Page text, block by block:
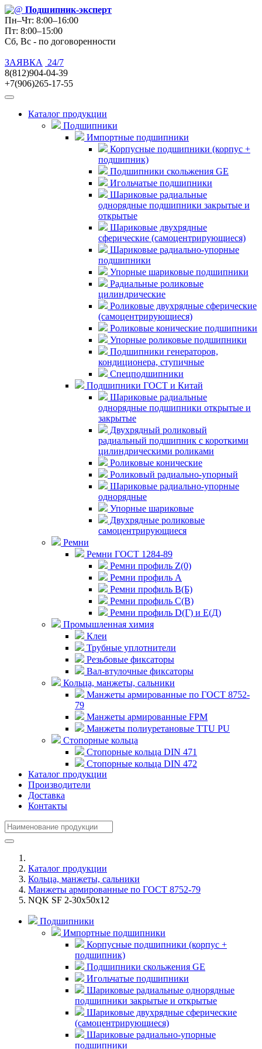
Подшипник-эксперт
Пн–Чт: 8:00–16:00
Пт: 8:00–15:00
Сб, Вс - по договоренности
ЗАЯВКА
24/7
8(812)904-04-39
+7(906)265-17-55
Каталог продукции
Подшипники
Импортные подшипники
Корпусные подшипники (корпус +
подшипник)
Подшипники скольжения GE
Игольчатые подшипники
Шариковые радиальные
однорядные подшипники закрытые и
открытые
Шариковые двухрядные
сферические (самоцентрирующиеся)
Шариковые радиально-упорные
подшипники
Упорные шариковые подшипники
Радиальные роликовые
цилиндрические
Роликовые двухрядные сферические
(самоцентрирующиеся)
Роликовые конические подшипники
Упорные роликовые подшипники
Подшипники генераторов,
кондиционера, ступичные
Спецподшипники
Подшипники ГОСТ и Китай
Шариковые радиальные
однорядные подшипники открытые и
закрытые
Двухрядный роликовый
радиальный подшипник с короткими
цилиндрическими роликами
Роликовые конические
Роликовый радиально-упорный
Шариковые радиально-упорные
однорядные
Упорные шариковые
Двухрядные роликовые
самоцентрирующиеся
Ремни
Ремни ГОСТ 1284-89
Ремни профиль Z(0)
Ремни профиль А
Ремни профиль В(Б)
Ремни профиль С(В)
Ремни профиль D(Г) и E(Д)
Промышленная химия
Клеи
Трубные уплотнители
Резьбовые фиксаторы
Вал-втулочные фиксаторы
Кольца, манжеты, сальники
Манжеты армированные по ГОСТ 8752-
79
Манжеты армированные FPM
Манжеты полиуретановые TTU PU
Стопорные кольца
Стопорные кольца DIN 471
Стопорные кольца DIN 472
Каталог продукции
Производители
Доставка
Контакты
Каталог продукции
Кольца, манжеты, сальники
Манжеты армированные по ГОСТ 8752-79
NQK SF 2-30x50x12
Подшипники
Импортные подшипники
Корпусные подшипники (корпус +
подшипник)
Подшипники скольжения GE
Игольчатые подшипники
Шариковые радиальные однорядные
подшипники закрытые и открытые
Шариковые двухрядные сферические
(самоцентрирующиеся)
Шариковые радиально-упорные
подшипники